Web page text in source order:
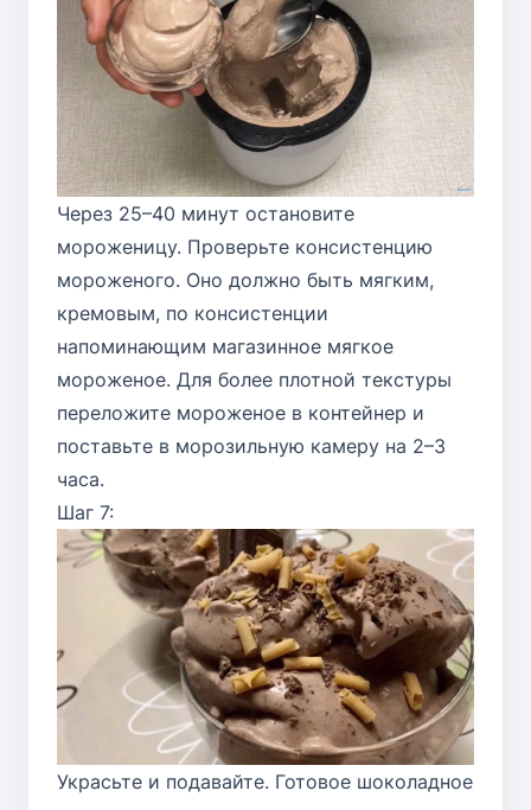
Через 25–40 минут остановите
мороженицу. Проверьте консистенцию
мороженого. Оно должно быть мягким,
кремовым, по консистенции
напоминающим магазинное мягкое
мороженое. Для более плотной текстуры
переложите мороженое в контейнер и
поставьте в морозильную камеру на 2–3
часа.
Шаг 7:
Украсьте и подавайте. Готовое шоколадное